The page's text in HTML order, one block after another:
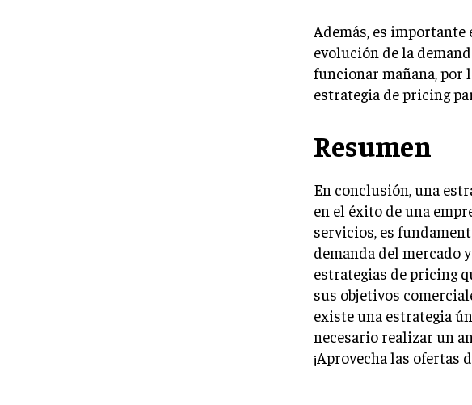
Además, es importante
evolución de la
funcionar mañana, por
estrategia de pricing
Resumen
En conclusión, una
en el éxito de una
servicios, es
demanda del mercado
estrategias de pricing
sus objetivos
existe una estrategia
necesario realizar un
¡Aprovecha las ofertas